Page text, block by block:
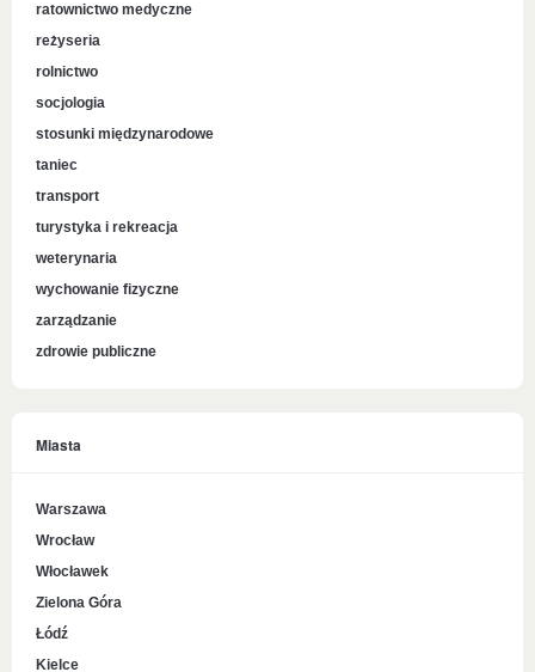
ratownictwo medyczne
reżyseria
rolnictwo
socjologia
stosunki międzynarodowe
taniec
transport
turystyka i rekreacja
weterynaria
wychowanie fizyczne
zarządzanie
zdrowie publiczne
Miasta
Warszawa
Wrocław
Włocławek
Zielona Góra
Łódź
Kielce